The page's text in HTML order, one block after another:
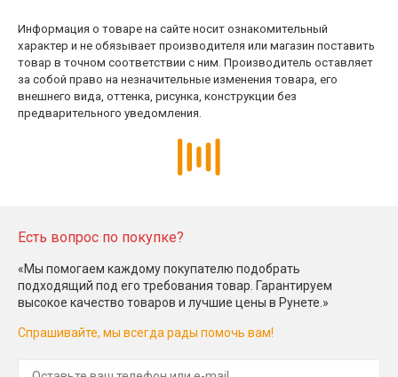
Информация о товаре на сайте носит ознакомительный
характер и не обязывает производителя или магазин поставить
товар в точном соответствии с ним. Производитель оставляет
за собой право на незначительные изменения товара, его
внешнего вида, оттенка, рисунка, конструкции без
предварительного уведомления.
Есть вопрос по покупке?
«Мы помогаем каждому покупателю подобрать
подходящий под его требования товар. Гарантируем
высокое качество товаров и лучшие цены в Рунете.»
Спрашивайте, мы всегда рады помочь вам!